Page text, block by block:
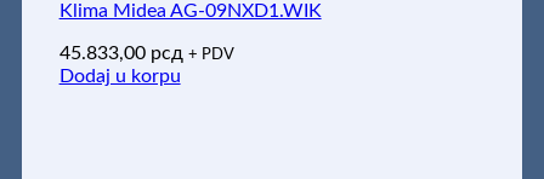
Klima Midea AG-09NXD1.WIK
45.833,00 рсд + PDV
Dodaj u korpu